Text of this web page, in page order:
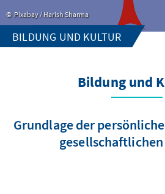
Pixabay / Harish Sharma
BILDUNG UND KULTUR
Bildung und
Grundlage der